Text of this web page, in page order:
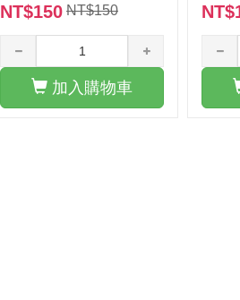
NT$150 NT$150
加入購物車